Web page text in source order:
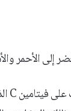
إلى الأحمر